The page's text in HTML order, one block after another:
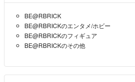
BE@RBRICK
BE@RBRICKのエンタメ/ホビー
BE@RBRICKのフィギュア
BE@RBRICKのその他